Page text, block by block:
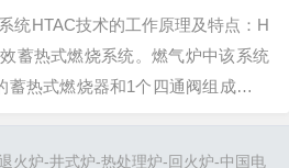
统HTAC技术的工作原理及特点：H
蓄热式燃烧系统。燃气炉中该系统
热式燃烧器和1个四通阀组成。燃
火炉-井式炉-热处理炉-回火炉-中国电